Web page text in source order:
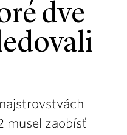
dve
musel zaobísť